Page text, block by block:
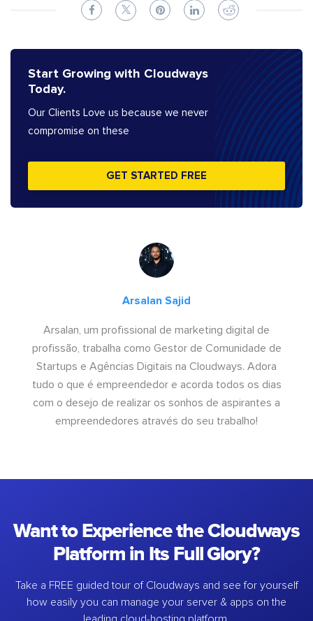
Start Growing with Cloudways
Today.
Our Clients Love us because we never
compromise on these
GET STARTED FREE
Arsalan Sajid
Arsalan, um profissional de marketing digital de
profissão, trabalha como Gestor de Comunidade de
Startups e Agências Digitais na Cloudways. Adora
tudo o que é empreendedor e acorda todos os dias
com o desejo de realizar os sonhos de aspirantes a
empreendedores através do seu trabalho!
Want to Experience the Cloudways
Platform in Its Full Glory?
Take a FREE guided tour of Cloudways and see for yourself
how easily you can manage your server & apps on the